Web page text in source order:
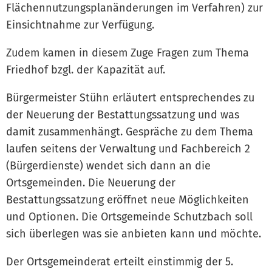
Flächennutzungsplanänderungen im Verfahren) zur
Einsichtnahme zur Verfügung.
Zudem kamen in diesem Zuge Fragen zum Thema
Friedhof bzgl. der Kapazität auf.
Bürgermeister Stühn erläutert entsprechendes zu
der Neuerung der Bestattungssatzung und was
damit zusammenhängt. Gespräche zu dem Thema
laufen seitens der Verwaltung und Fachbereich 2
(Bürgerdienste) wendet sich dann an die
Ortsgemeinden. Die Neuerung der
Bestattungssatzung eröffnet neue Möglichkeiten
und Optionen. Die Ortsgemeinde Schutzbach soll
sich überlegen was sie anbieten kann und möchte.
Der Ortsgemeinderat erteilt einstimmig der 5.